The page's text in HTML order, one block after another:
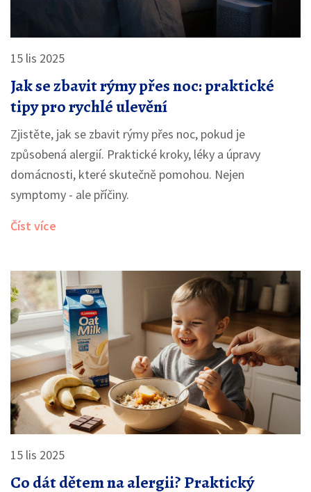
15 lis 2025
Jak se zbavit rýmy přes noc: praktické
tipy pro rychlé ulevění
Zjistěte, jak se zbavit rýmy přes noc, pokud je
způsobená alergií. Praktické kroky, léky a úpravy
domácnosti, které skutečně pomohou. Nejen
symptomy - ale příčiny.
Číst více
15 lis 2025
Co dát dětem na alergii? Praktický